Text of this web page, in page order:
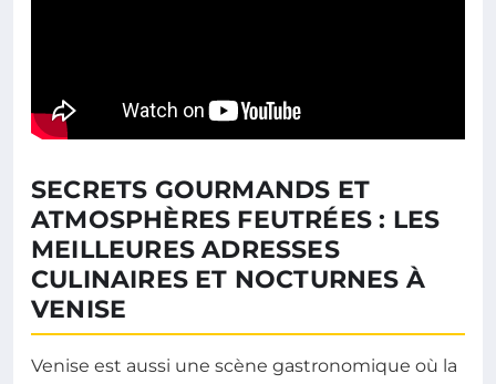
SECRETS GOURMANDS ET
ATMOSPHÈRES FEUTRÉES : LES
MEILLEURES ADRESSES
CULINAIRES ET NOCTURNES À
VENISE
Venise est aussi une scène gastronomique où la